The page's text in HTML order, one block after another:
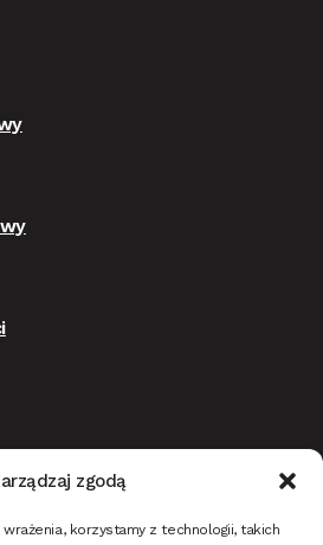
zgodą
korzystamy z technologii, takich
domu jako dobra